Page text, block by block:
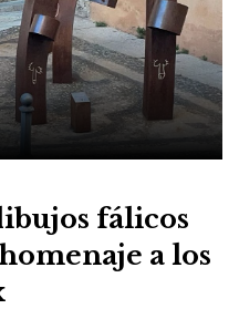
fálicos
a los